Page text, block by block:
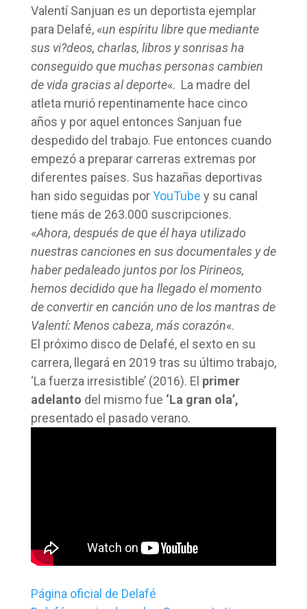
Valentí Sanjuan es un deportista ejemplar
para Delafé, «un espíritu libre que mediante
sus vi?deos, charlas, libros y sonrisas ha
conseguido que muchas personas cambien
de vida gracias al deporte«. La madre del
atleta murió repentinamente hace cinco
años y por aquel entonces Sanjuan fue
despedido del trabajo. Fue entonces cuando
empezó a preparar carreras extremas por
diferentes países. Sus hazañas deportivas
han sido seguidas porYouTube y su canal
tiene más de 263.000 suscripciones.
«Ahora, después de que él haya utilizado
nuestras canciones en sus documentales y de
haber pedaleado juntos por los Pirineos,
hemos decidido que ha llegado el momento
de convertir en canción uno de los mantras de
Valentí: Menos cabeza, más corazón«.
El próximo disco de Delafé, el sexto en su
carrera, llegará en 2019 tras su último trabajo,
‘La fuerza irresistible’ (2016). El primer
adelanto del mismo fue ‘La gran ola’,
presentado el pasado verano.
Página oficial de Delafé